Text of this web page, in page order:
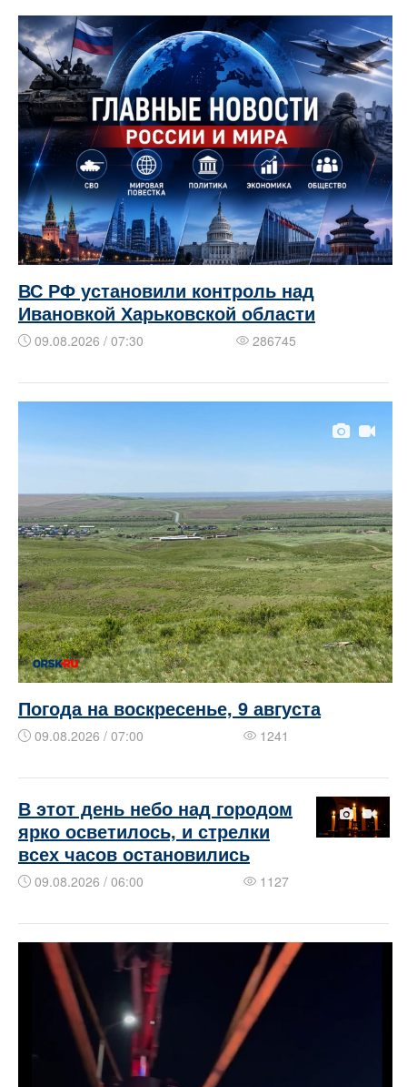
ВС РФ установили контроль над
Ивановкой Харьковской области
09.08.2026 / 07:30 286745
Погода на воскресенье, 9 августа
09.08.2026 / 07:00 1241
В этот день небо над городом
ярко осветилось, и стрелки
всех часов остановились
09.08.2026 / 06:00 1127